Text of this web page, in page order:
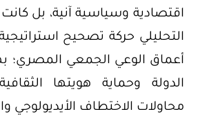
اقتصادية وسياسية آنية، بل كانت
التحليلي حركة تصحيح
أعماق الوعي الجمعي المصري؛
الدولة وحماية هويتها
محاولات الاختطاف الأيديولوجي